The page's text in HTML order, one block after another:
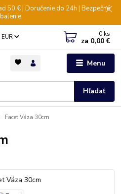
50 € | Doručenie do 24h | Bezpečné
balenie
Menu
EUR
Hľadať
0 ks
za 0,00 €
Facet Váza 30cm